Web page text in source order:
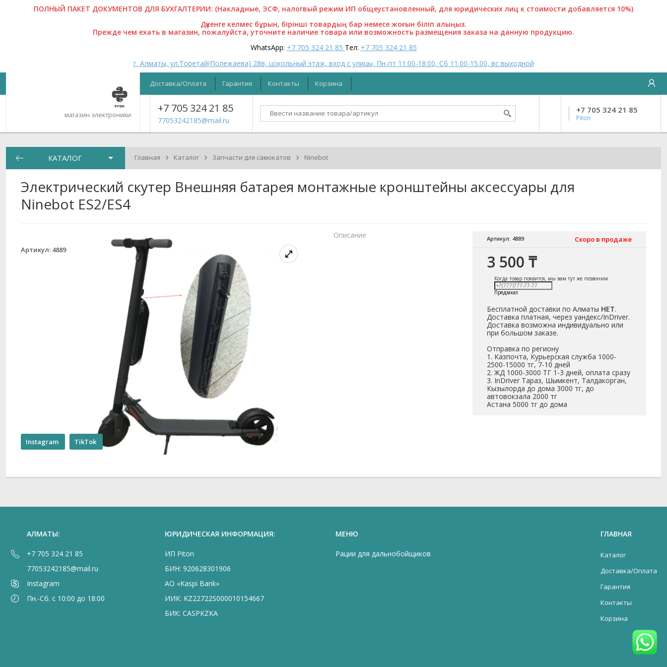
ПОЛНЫЙ ПАКЕТ ДОКУМЕНТОВ ДЛЯ БУХГАЛТЕРИИ: (Накладные, ЭСФ, налогвый режим ИП общеустановленный, для юридических лиц к стоимости добавляется 10%)
Дүкенге келмес бұрын, бірінші товардың бар немесе жоғын біліп алыңыз.
Прежде чем ехать в магазин, пожалуйста, уточните наличие товара или возможность размещения заказа на данную продукцию.
WhatsApp: +7 705 324 21 85 Тел: +7 705 324 21 85
г. Алматы, ул.Торетай(Полежаева) 28в, цокольный этаж, вход с улицы, Пн-пт 11:00-18:00, Сб 11.00-15.00, вс выходной
магазин электроники
Доставка/Оплата Гарантия Контакты Корзина
+7 705 324 21 85
77053242185@mail.ru
+7 705 324 21 85
Piton
КАТАЛОГ Главная › Каталог › Запчасти для самокатов › Ninebot
Электрический скутер Внешняя батарея монтажные кронштейны аксессуары для
Ninebot ES2/ES4
Артикул: 4889
Instagram TikTok
Артикул: 4889 Скоро в продаже
3 500 ₸
Когда товар появится, мы вам тут же позвоним
Предзаказ
Бесплатной доставки по Алматы НЕТ.
Доставка платная, через уандекс/InDriver.
Доставка возможна индивидуально или
при большом заказе.
Отправка по региону
1. Казпочта, Курьерская служба 1000-
2500-15000 тг, 7-10 дней
2. ЖД 1000-3000 ТГ 1-3 дней, оплата сразу
3. InDriver Тараз, Шымкент, Талдакорган,
Кызылорда до дома 3000 тг, до
автовокзала 2000 тг
Астана 5000 тг до дома
Описание
АЛМАТЫ:
+7 705 324 21 85
77053242185@mail.ru
Instagram
Пн.-Сб. с 10:00 до 18:00
ЮРИДИЧЕСКАЯ ИНФОРМАЦИЯ:
ИП Piton
БИН: 920628301906
АО «Kaspi Bank»
ИИК: KZ22722S000010154667
БИК: CASPKZKA
МЕНЮ
Рации для дальнобойщиков
ГЛАВНАЯ
Каталог
Доставка/Оплата
Гарантия
Контакты
Корзина